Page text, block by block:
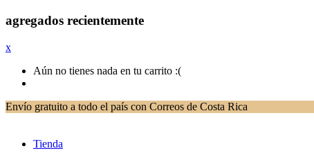
agregados recientemente
x
Aún no tienes nada en tu carrito :(
Envío gratuito a todo el país con Correos de Costa Rica
Tienda